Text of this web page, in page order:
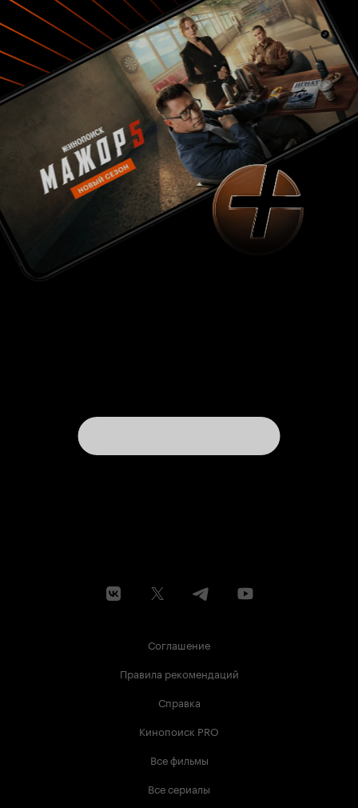
Соглашение
Правила рекомендаций
Справка
Кинопоиск PRO
Все фильмы
Все сериалы